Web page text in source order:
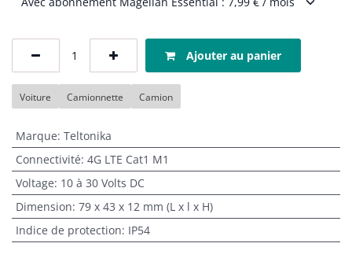
Ajouter au panier
Voiture Camionnette Camion
Marque: Teltonika
Connectivité: 4G LTE Cat1 M1
Voltage: 10 à 30 Volts DC
Dimension: 79 x 43 x 12 mm (L x l x H)
Indice de protection: IP54